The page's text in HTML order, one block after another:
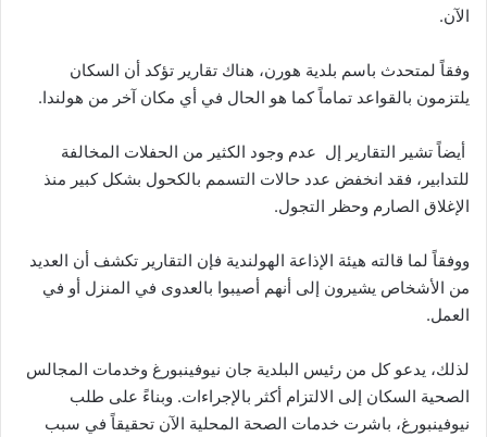
الآن.
وفقاً لمتحدث باسم بلدية هورن، هناك تقارير تؤكد أن السكان
يلتزمون بالقواعد تماماً كما هو الحال في أي مكان آخر من هولندا.
أيضاً تشير التقارير إل عدم وجود الكثير من الحفلات المخالفة
للتدابير، فقد انخفض عدد حالات التسمم بالكحول بشكل كبير منذ
الإغلاق الصارم وحظر التجول.
ووفقاً لما قالته هيئة الإذاعة الهولندية فإن التقارير تكشف أن العديد
من الأشخاص يشيرون إلى أنهم أصيبوا بالعدوى في المنزل أو في
العمل.
لذلك، يدعو كل من رئيس البلدية جان نيوفينبورغ وخدمات المجالس
الصحية السكان إلى الالتزام أكثر بالإجراءات. وبناءً على طلب
نيوفينبورغ، باشرت خدمات الصحة المحلية الآن تحقيقاً في سبب